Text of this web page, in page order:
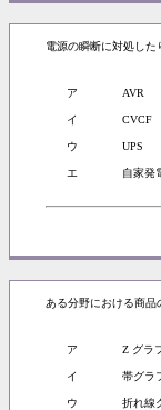
電源の瞬断に対処し
ア AVR
イ CVCF
ウ UPS
エ 自家発
ある分野における商
ア Z グラ
イ 帯グラ
ウ 折れ線